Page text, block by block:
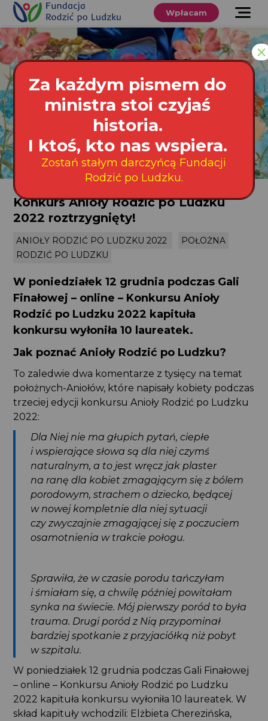
Przewiń
treści
O nas
Co robimy
Wspieraj
nas
Sklep
Niezbędnik
Wpłacam
Konkurs Anioły Rodzić po Ludzku
2022 roztrzygnięty!
ANIOŁY RODZIĆ PO LUDZKU 2022
POŁOŻNA
RODZIĆ PO LUDZKU
W poniedziałek 12 grudnia podczas Gali
Finałowej – online – Konkursu Anioły
Rodzić po Ludzku 2022 kapituła
konkursuwyłoniła 10 laureatek.
Jak poznać Anioły Rodzić po Ludzku?
To zaledwie dwa komentarze z tysięcy na temat
położnych-Aniołów, które napisały kobiety podczas
trzeciej edycji konkursu Anioły Rodzić po Ludzku
2022:
Dla Niej nie ma głupich pytań, ciepłe
i wspierające słowa są dla niej czymś
naturalnym, a to jest wręcz jak plaster
na ranę dla kobiet zmagającym się z bólem
porodowym, strachem o dziecko, będącej
w nowej kompletnie dla niej sytuacji
czy zwyczajnie zmagającej się z poczuciem
osamotnienia w trakcie połogu.
Sprawiła, że w czasie porodu tańczyłam
i śmiałam się, a chwilę później powitałam
synka na świecie. Mój pierwszy poród to była
trauma. Drugi poród z Nią przypominał
bardziej spotkanie z przyjaciółką niż pobyt
w szpitalu.
W poniedziałek 12 grudnia podczas Gali Finałowej
– online – Konkursu Anioły Rodzić po Ludzku
2022 kapituła konkursuwyłoniła 10 laureatek. W
skład kapituły wchodzili: Elżbieta Cherezińska,
Za każdym pismem do
ministra stoi czyjaś
historia.
I ktoś, kto nas wspiera.
Zostań stałym darczyńcą Fundacji
Rodzić po Ludzku.
×